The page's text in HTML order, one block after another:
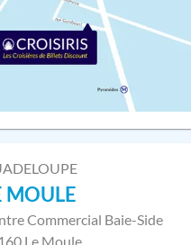
MOULE
Commercial Baie-Side
Le Moule